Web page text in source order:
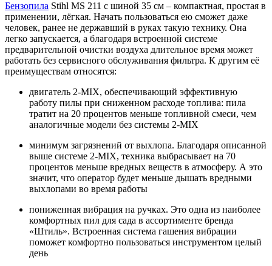
Бензопила Stihl MS 211 с шиной 35 см – компактная, простая в
применении, лёгкая. Начать пользоваться ею сможет даже
человек, ранее не державший в руках такую технику. Она
легко запускается, а благодаря встроенной системе
предварительной очистки воздуха длительное время может
работать без сервисного обслуживания фильтра. К другим её
преимуществам относятся:
двигатель 2-MIX, обеспечивающий эффективную
работу пилы при сниженном расходе топлива: пила
тратит на 20 процентов меньше топливной смеси, чем
аналогичные модели без системы 2-MIX
минимум загрязнений от выхлопа. Благодаря описанной
выше системе 2-MIX, техника выбрасывает на 70
процентов меньше вредных веществ в атмосферу. А это
значит, что оператор будет меньше дышать вредными
выхлопами во время работы
пониженная вибрация на ручках. Это одна из наиболее
комфортных пил для сада в ассортименте бренда
«Штиль». Встроенная система гашения вибрации
поможет комфортно пользоваться инструментом целый
день